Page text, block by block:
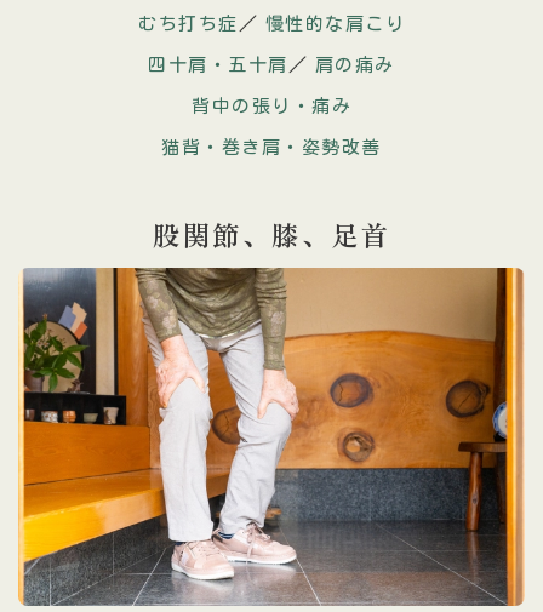
むち打ち症 ／ 慢性的な肩こり
四十肩・五十肩 ／ 肩の痛み
背中の張り・痛み
猫背・巻き肩・姿勢改善
股関節、膝、 足首